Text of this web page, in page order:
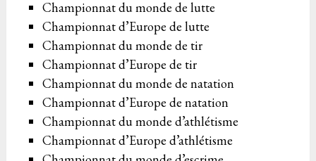
Championnat du monde de lutte
Championnat d’Europe de lutte
Championnat du monde de tir
Championnat d’Europe de tir
Championnat du monde de natation
Championnat d’Europe de natation
Championnat du monde d’athlétisme
Championnat d’Europe d’athlétisme